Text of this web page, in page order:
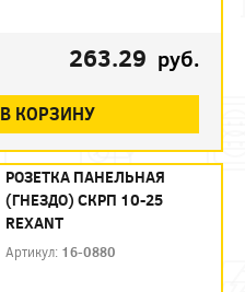
263.29 руб.
В КОРЗИНУ
РОЗЕТКА ПАНЕЛЬНАЯ
(ГНЕЗДО) СКРП 10-25
REXANT
Артикул: 16-0880